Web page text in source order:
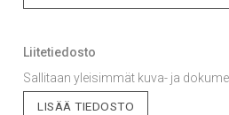
Liitetiedosto
Sallitaan yleisimmät kuva- ja
LISÄÄ TIEDOSTO